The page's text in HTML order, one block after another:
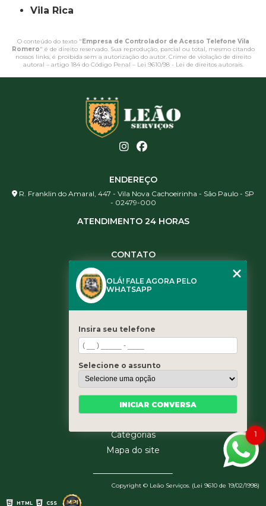
Vila Rica
O conteúdo do texto "Empresa de Controlador de Acesso Telefone Vila
Romero" é de direito reservado. Sua reprodução, parcial ou total, mesmo citando
nossos links, é proibida sem a autorização do autor. Crime de violação de direito
autoral – artigo 184 do Código Penal – Lei 9610/98 - Lei de direitos autorais.
ENDEREÇO
R. Franklin do Amaral, 447 - Vila Nova Cachoeirinha - São Paulo - SP
- 02479-000
ATENDIMENTO 24 HORAS
CONTATO
(11) 3461-5871
contato@leaoservicos.com.br
Home
Quem somos
Serviços
Blog
Categorias
Mapa do site
Copyright © Leão Serviços. (Lei 9610 de 19/02/1998)
HTML CSS
1
OLÁ! FALE AGORA PELO
WHATSAPP
Insira seu telefone
Selecione o assunto
INICIAR CONVERSA